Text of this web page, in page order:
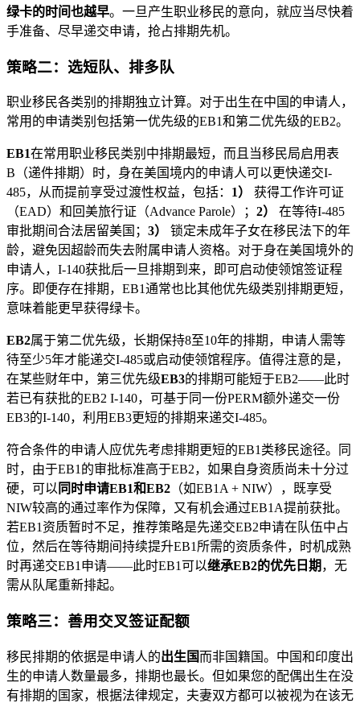
绿卡的时间也越早。一旦产生职业移民的意向，就应当尽快着
手准备、尽早递交申请，抢占排期先机。
策略二：选短队、排多队
职业移民各类别的排期独立计算。对于出生在中国的申请人，
常用的申请类别包括第一优先级的EB1和第二优先级的EB2。
EB1在常用职业移民类别中排期最短，而且当移民局启用表
B（递件排期）时，身在美国境内的申请人可以更快递交I-
485，从而提前享受过渡性权益，包括： 1）
获得工作许可证
（EAD）和回美旅行证（Advance Parole）； 2）
在等待I-485
审批期间合法居留美国； 3）
锁定未成年子女在移民法下的年
龄，避免因超龄而失去附属申请人资格。对于身在美国境外的
申请人，I-140获批后一旦排期到来，即可启动使领馆签证程
序。即便存在排期，EB1通常也比其他优先级类别排期更短，
意味着能更早获得绿卡。
EB2属于第二优先级，长期保持8至10年的排期，申请人需等
待至少5年才能递交I-485或启动使领馆程序。值得注意的是，
在某些财年中，第三优先级EB3的排期可能短于EB2——此时
若已有获批的EB2 I-140，可基于同一份PERM额外递交一份
EB3的I-140，利用EB3更短的排期来递交I-485。
符合条件的申请人应优先考虑排期更短的EB1类移民途径。同
时，由于EB1的审批标准高于EB2，如果自身资质尚未十分过
硬，可以 同时申请EB1和EB2 （如EB1A + NIW），既享受
NIW较高的通过率作为保障，又有机会通过EB1A提前获批。
若EB1资质暂时不足，推荐策略是先递交EB2申请在队伍中占
位，然后在等待期间持续提升EB1所需的资质条件，时机成熟
时再递交EB1申请——此时EB1可以继承EB2的优先日期 ，无
需从队尾重新排起。
策略三：善用交叉签证配额
移民排期的依据是申请人的出生国 而非国籍国。中国和印度出
生的申请人数量最多，排期也最长。但如果您的配偶出生在没
有排期的国家，根据法律规定，夫妻双方都可以被视为在该无